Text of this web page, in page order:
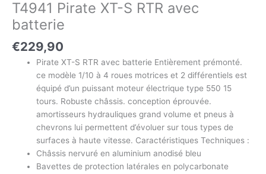
T4941 Pirate XT-S RTR avec
batterie
€229,90
Pirate XT-S RTR avec batterie Entièrement prémonté.
ce modèle 1/10 à 4 roues motrices et 2 différentiels est
équipé d’un puissant moteur électrique type 550 15
tours. Robuste châssis. conception éprouvée.
amortisseurs hydrauliques grand volume et pneus à
chevrons lui permettent d’évoluer sur tous types de
surfaces à haute vitesse. Caractéristiques Techniques :
Châssis nervuré en aluminium anodisé bleu
Bavettes de protection latérales en polycarbonate